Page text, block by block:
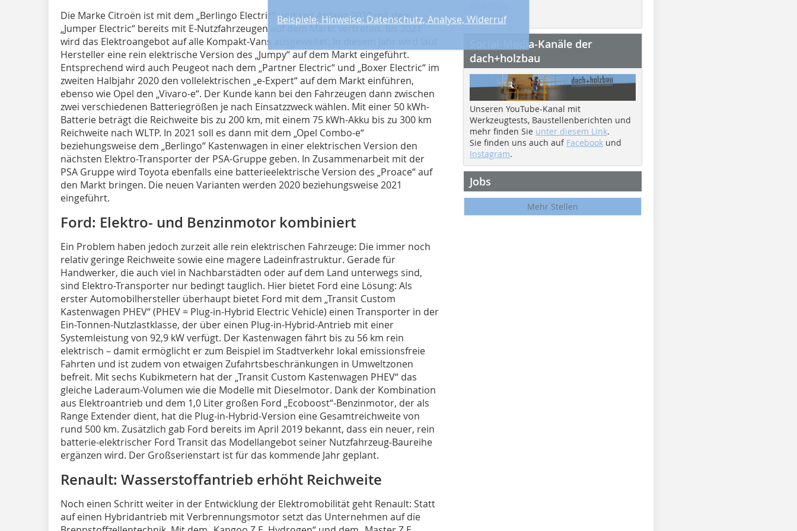
Die Marke Citroën ist mit dem „Berlingo Electric“ und seit Anfang 2020 mit dem
„Jumper Electric“ bereits mit E-Nutzfahrzeugen auf dem Markt vertreten. Bis 2021
wird das Elektroangebot auf alle Kompakt-Vans ausgeweitet: In diesem Jahr wird laut
Hersteller eine rein elektrische Version des „Jumpy“ auf dem Markt eingeführt.
Entsprechend wird auch Peugeot nach dem „Partner Electric“ und „Boxer Electric“ im
zweiten Halbjahr 2020 den vollelektrischen „e-Expert“ auf dem Markt einführen,
ebenso wie Opel den „Vivaro-e“. Der Kunde kann bei den Fahrzeugen dann zwischen
zwei verschiedenen Batteriegrößen je nach Einsatzzweck wählen. Mit einer 50 kWh-
Batterie beträgt die Reichweite bis zu 200 km, mit einem 75 kWh-Akku bis zu 300 km
Reichweite nach WLTP. In 2021 soll es dann mit dem „Opel Combo-e“
beziehungsweise dem „Berlingo“ Kastenwagen in einer elektrischen Version den
nächsten Elektro-Transporter der PSA-Gruppe geben. In Zusammenarbeit mit der
PSA Gruppe wird Toyota ebenfalls eine batterieelektrische Version des „Proace“ auf
den Markt bringen. Die neuen Varianten werden 2020 beziehungsweise 2021
eingeführt.
Ford: Elektro- und Benzinmotor kombiniert
Ein Problem haben jedoch zurzeit alle rein elektrischen Fahrzeuge: Die immer noch
relativ geringe Reichweite sowie eine magere Ladeinfrastruktur. Gerade für
Handwerker, die auch viel in Nachbarstädten oder auf dem Land unterwegs sind,
sind Elektro-Transporter nur bedingt tauglich. Hier bietet Ford eine Lösung: Als
erster Automobilhersteller überhaupt bietet Ford mit dem „Transit Custom
Kastenwagen PHEV“ (PHEV = Plug-in-Hybrid Electric Vehicle) einen Transporter in der
Ein-Tonnen-Nutzlastklasse, der über einen Plug-in-Hybrid-Antrieb mit einer
Systemleistung von 92,9 kW verfügt. Der Kastenwagen fährt bis zu 56 km rein
elektrisch – damit ermöglicht er zum Beispiel im Stadtverkehr lokal emissionsfreie
Fahrten und ist zudem von etwaigen Zufahrts­beschränkungen in Umweltzonen
befreit. Mit sechs Kubikmetern hat der „Transit Custom Kastenwagen PHEV“ das
gleiche Laderaum-Volumen wie die Modelle mit Dieselmotor. Dank der Kombination
aus Elektroantrieb und dem 1,0 Liter großen Ford „Ecoboost“-Benzinmotor, der als
Range Extender dient, hat die Plug-in-Hybrid-Version eine Gesamtreichweite von
rund 500 km. Zusätzlich gab Ford bereits im April 2019 bekannt, dass ein neuer, rein
batterie-elektrischer Ford Transit das Modellangebot seiner Nutzfahrzeug-Baureihe
ergänzen wird. Der Großserienstart ist für das kommende Jahr geplant.
Renault: Wasserstoffantrieb erhöht Reichweite
Noch einen Schritt weiter in der Entwicklung der Elektromobilität geht Renault: Statt
auf einen Hybridantrieb mit Verbrennungsmotor setzt das Unternehmen auf die
Heftarchiv
Social-Media-Kanäle der
dach+holzbau
Unseren YouTube-Kanal mit
Werkzeugtests, Baustellenberichten und
mehr finden Sie unter diesem Link.
Sie finden uns auch auf Facebook und
Instagram.
Jobs
Mehr Stellen